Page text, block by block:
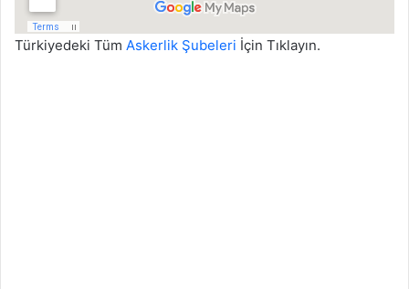
Türkiyedeki Tüm Askerlik Şubeleri İçin Tıklayın.